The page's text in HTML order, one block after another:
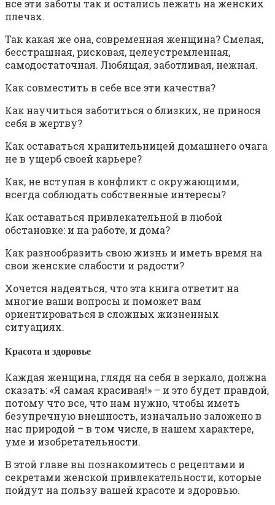
все эти заботы так и остались лежать на женских
плечах.
Так какая же она, современная женщина? Смелая,
бесстрашная, рисковая, целеустремленная,
самодостаточная. Любящая, заботливая, нежная.
Как совместить в себе все эти качества?
Как научиться заботиться о близких, не принося
себя в жертву?
Как оставаться хранительницей домашнего очага
не в ущерб своей карьере?
Как, не вступая в конфликт с окружающими,
всегда соблюдать собственные интересы?
Как оставаться привлекательной в любой
обстановке: и на работе, и дома?
Как разнообразить свою жизнь и иметь время на
свои женские слабости и радости?
Хочется надеяться, что эта книга ответит на
многие ваши вопросы и поможет вам
ориентироваться в сложных жизненных
ситуациях.
Красота и здоровье
Каждая женщина, глядя на себя в зеркало, должна
сказать: «Я самая красивая!» – и это будет правдой,
потому что все, что нам нужно, чтобы иметь
безупречную внешность, изначально заложено в
нас природой – в том числе, в нашем характере,
уме и изобретательности.
В этой главе вы познакомитесь с рецептами и
секретами женской привлекательности, которые
пойдут на пользу вашей красоте и здоровью.